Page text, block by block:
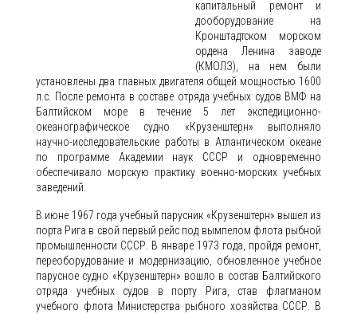
капитальный ремонт и
дооборудование на
Кронштадтском морском
ордена Ленина заводе
(КМОЛЗ), на нем были
установлены два главных двигателя общей мощностью 1600
л.с. После ремонта в составе отряда учебных судов ВМФ на
Балтийском море в течение 5 лет экспедиционно-
океанографическое судно «Крузенштерн» выполняло
научно-исследовательские работы в Атлантическом океане
по программе Академии наук СССР и одновременно
обеспечивало морскую практику военно-морских учебных
заведений.
В июне 1967 года учебный парусник «Крузенштерн» вышел из
порта Рига в свой первый рейс под вымпелом флота рыбной
промышленности СССР. В январе 1973 года, пройдя ремонт,
переоборудование и модернизацию, обновленное учебное
парусное судно «Крузенштерн» вошло в состав Балтийского
отряда учебных судов в порту Рига, став флагманом
учебного флота Министерства рыбного хозяйства СССР. В